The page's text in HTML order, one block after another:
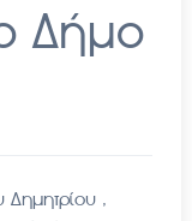
Δήμο
,